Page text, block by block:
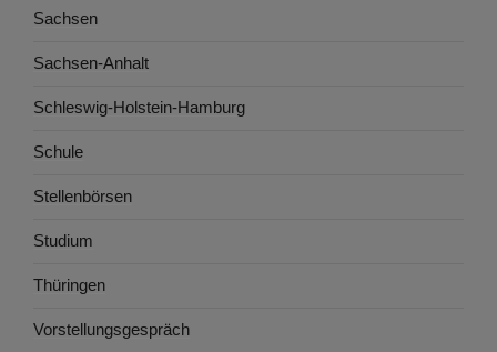
Sachsen
Sachsen-Anhalt
Schleswig-Holstein-Hamburg
Schule
Stellenbörsen
Studium
Thüringen
Vorstellungsgespräch